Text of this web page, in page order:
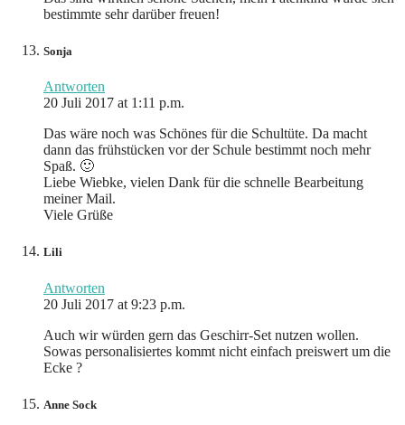
bestimmte sehr darüber freuen!
Sonja
Antworten
20 Juli 2017 at 1:11 p.m.
Das wäre noch was Schönes für die Schultüte. Da macht
dann das frühstücken vor der Schule bestimmt noch mehr
Spaß. 🙂
Liebe Wiebke, vielen Dank für die schnelle Bearbeitung
meiner Mail.
Viele Grüße
Lili
Antworten
20 Juli 2017 at 9:23 p.m.
Auch wir würden gern das Geschirr-Set nutzen wollen.
Sowas personalisiertes kommt nicht einfach preiswert um die
Ecke ?
Anne Sock